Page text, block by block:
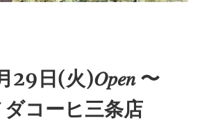
29日(火)𝑂𝑝𝑒𝑛 〜
コーヒ三条店